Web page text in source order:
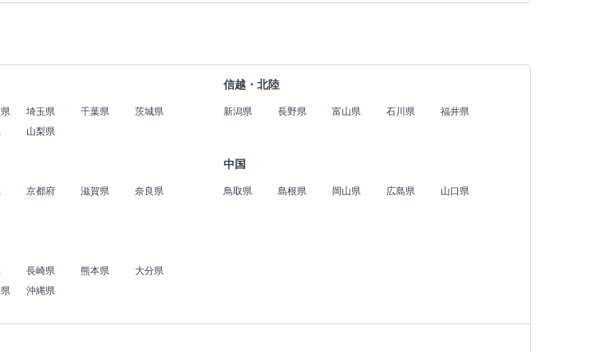
埼玉県 千葉県
茨城県
山梨県
信越・北陸
新潟県 長野県 富山県 石川県 福井県
京都府 滋賀県
奈良県
中国
鳥取県 島根県 岡山県 広島県 山口県
長崎県 熊本県
大分県
沖縄県